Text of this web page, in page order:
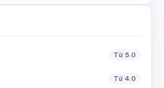
Từ 5.0
Từ 4.0